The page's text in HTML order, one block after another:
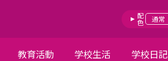
配色 通常
教育活動 学校生活 学校日記